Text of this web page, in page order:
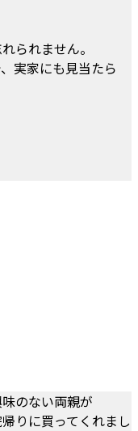
られません。
実家にも見当たら
のない両親が
りに買ってくれまし